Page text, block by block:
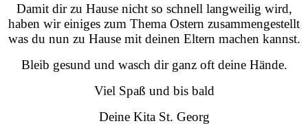
Damit dir zu Hause nicht so schnell langweilig wird,
haben wir einiges zum Thema Ostern zusammengestellt
was du nun zu Hause mit deinen Eltern machen kannst.
Bleib gesund und wasch dir ganz oft deine Hände.
Viel Spaß und bis bald
Deine Kita St. Georg